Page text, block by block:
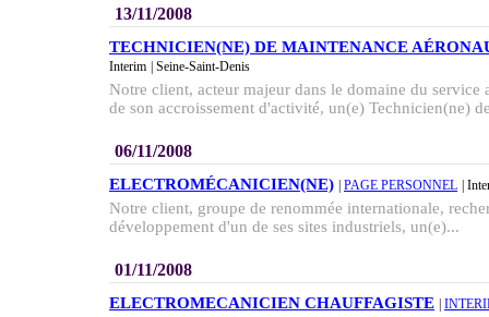
13/11/2008
TECHNICIEN(NE) DE MAINTENANCE
Interim | Seine-Saint-Denis
Notre client, acteur majeur dans le domaine du service
de son accroissement d'activité, un(e) Technicien(ne)
06/11/2008
ELECTROMÉCANICIEN(NE) PAGE PERSONNEL |
Notre client, groupe de renommée internationale,
développement d'un de ses sites industriels, un(e)...
01/11/2008
ELECTROMECANICIEN CHAUFFAGISTE